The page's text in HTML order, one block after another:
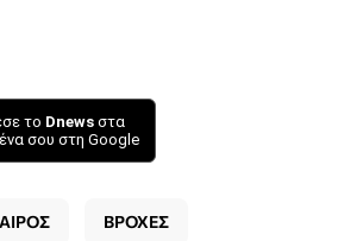
το Dnews στα
σου στη Google
ΒΡΟΧΕΣ